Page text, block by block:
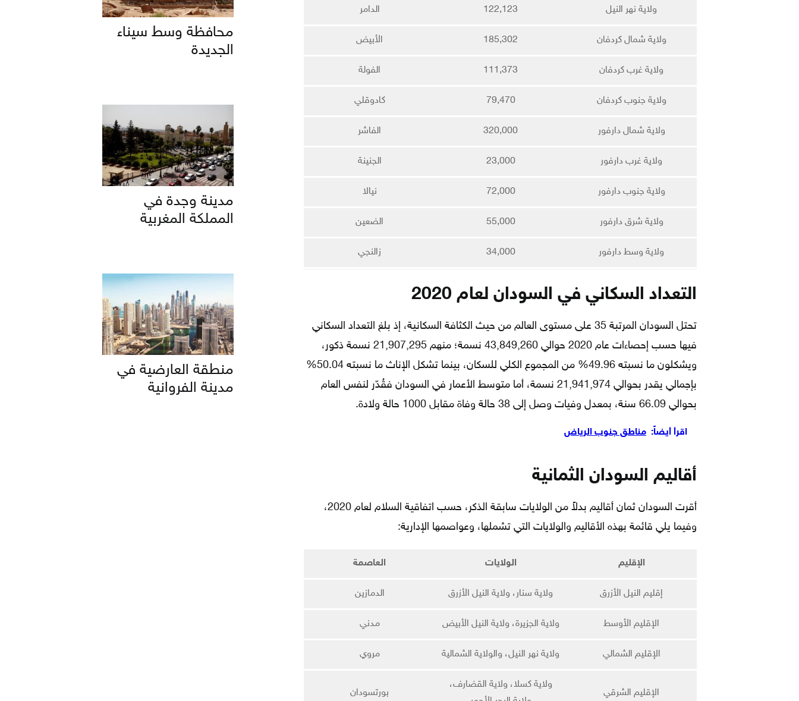
ولاية نهر النيل 122,123 الدامر
ولاية شمال كردفان 185,302 الأبيض
ولاية غرب كردفان 111,373 الفولة
ولاية جنوب كردفان 79,470 كادوقلي
ولاية شمال دارفور 320,000 الفاشر
ولاية غرب دارفور 23,000 الجنينة
ولاية جنوب دارفور 72,000 نيالا
ولاية شرق دارفور 55,000 الضعين
ولاية وسط دارفور 34,000 زالنجي
التعداد السكاني في السودان لعام 2020
تحتل السودان المرتبة 35 على مستوى العالم من حيث الكثافة السكانية، إذ بلغ التعداد السكاني
فيها حسب إحصاءات عام 2020 حوالي 43,849,260 نسمة؛ منهم 21,907,295 نسمة ذكور،
ويشكلون ما نسبته 49.96% من المجموع الكلي للسكان، بينما تشكل الإناث ما نسبته 50.04%
بإجمالي يقدر بحوالي 21,941,974 نسمة، أما متوسط الأعمار في السودان فقُدّر لنفس العام
بحوالي 66.09 سنة، بمعدل وفيات وصل إلى 38 حالة وفاة مقابل 1000 حالة ولادة.
اقرأ أيضاً: مناطق جنوب الرياض
أقاليم السودان الثمانية
أقرت السودان ثمان أقاليم بدلاً من الولايات سابقة الذكر، حسب اتفاقية السلام لعام 2020،
وفيما يلي قائمة بهذه الأقاليم والولايات التي تشملها، وعواصمها الإدارية:
الإقليم الولايات العاصمة
إقليم النيل الأزرق ولاية سنار، ولاية النيل الأزرق الدمازين
الإقليم الأوسط ولاية الجزيرة، ولاية النيل الأبيض مدني
الإقليم الشمالي ولاية نهر النيل، والولاية الشمالية مروي
الإقليم الشرقي
ولاية كسلا، ولاية القضارف،
بورتسودان
محافظة وسط سيناء
الجديدة
مدينة وجدة في
المملكة المغربية
منطقة العارضية في
مدينة الفروانية